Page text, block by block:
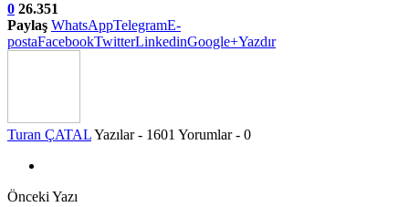
0 26.351
Paylaş WhatsAppTelegramE-
postaFacebookTwitterLinkedinGoogle+Yazdır
Turan ÇATALYazılar - 1601 Yorumlar - 0
Önceki Yazı